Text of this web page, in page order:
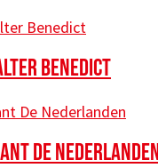
BENEDICT
DE